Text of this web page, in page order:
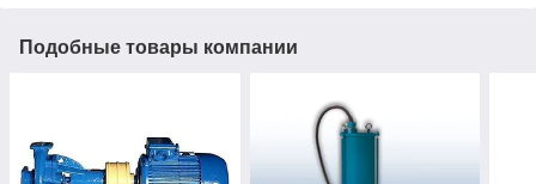
Подобные товары компании